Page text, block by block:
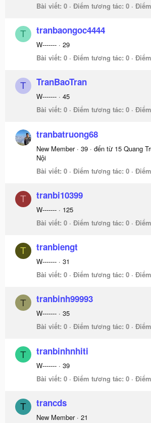
Bài viết 0 Điểm tương tác 0
T tranbaongoc4444
W------- · 29
Bài viết 0 Điểm tương tác 0
T TranBaoTran
W------- · 45
Bài viết 0 Điểm tương tác 0
tranbatruong68
New Member · 39 · đến từ 15 Quang
Nội
Bài viết 0 Điểm tương tác 0
T tranbi10399
W------- · 125
Bài viết 0 Điểm tương tác 0
T tranbiengt
W------- · 31
Bài viết 0 Điểm tương tác 0
T tranbinh99993
W------- · 35
Bài viết 0 Điểm tương tác 0
T tranbinhnhiti
W------- · 39
Bài viết 0 Điểm tương tác 0
T trancds
New Member · 21